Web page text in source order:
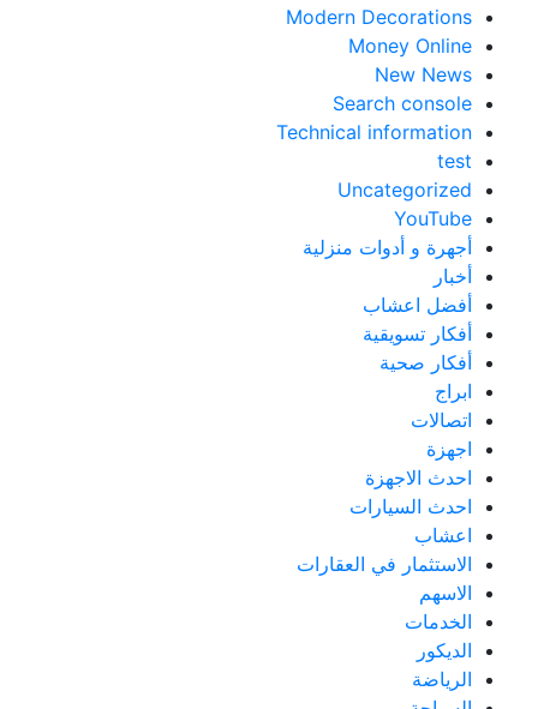
Modern Decorations
Money Online
New News
Search console
Technical information
Uncategorized
YouTube
أجهرة و أدوات منزلية
أفضل اعشاب
أفكار تسويقية
أفكار صحية
اتصالات
اجهزة
احدث الاجهزة
احدث السيارات
اعشاب
الاستثمار في العقارات
الاسهم
الخدمات
الديكور
الرياضة